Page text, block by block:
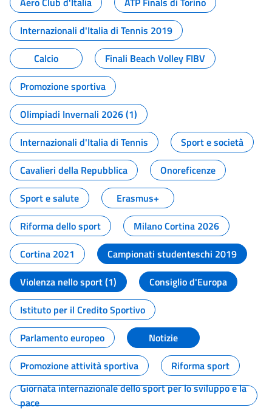
Internazionali d'Italia di Tennis 2019
Calcio
Finali Beach Volley FIBV
Promozione sportiva
Olimpiadi Invernali 2026 (1)
Internazionali d'Italia di Tennis
Sport e società
Cavalieri della Repubblica
Onoreficenze
Sport e salute
Erasmus+
Riforma dello sport
Milano Cortina 2026
Cortina 2021
Campionati studenteschi 2019
Violenza nello sport (1)
Consiglio d'Europa
Istituto per il Credito Sportivo
Parlamento europeo
Notizie
Promozione attività sportiva
Riforma sport
Giornata internazionale dello sport per lo sviluppo e la
pace